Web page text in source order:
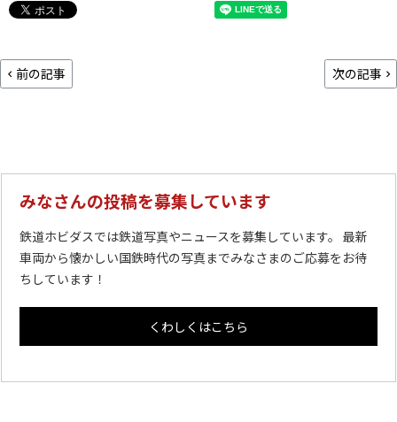
前の記事 次の記事
みなさんの投稿を募集しています
鉄道ホビダスでは鉄道写真やニュースを募集しています。 最新
車両から懐かしい国鉄時代の写真までみなさまのご応募をお待
ちしています！
くわしくはこちら